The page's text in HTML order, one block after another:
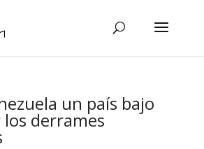
un país bajo
derrames